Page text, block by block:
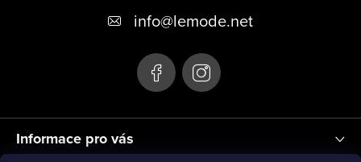
Informace pro vás
info@lemode.net